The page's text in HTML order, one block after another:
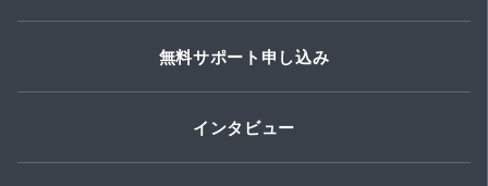
無料サポート申し込み
インタビュー